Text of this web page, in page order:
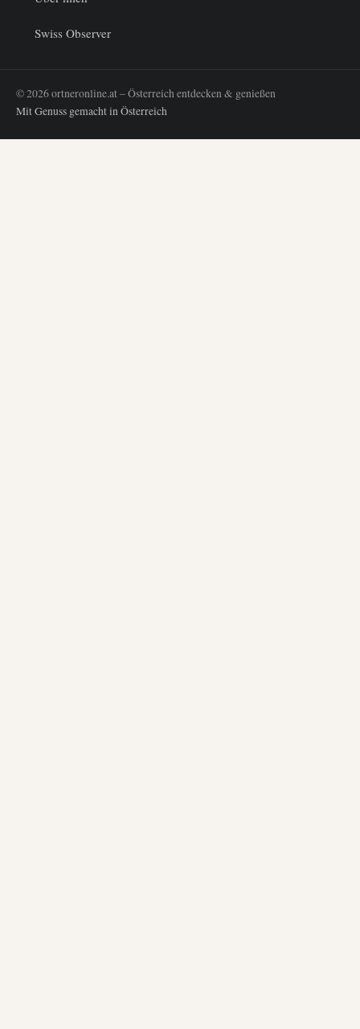
Swiss Observer
© 2026 ortneronline.at – Österreich entdecken & genießen
Mit Genuss gemacht in Österreich